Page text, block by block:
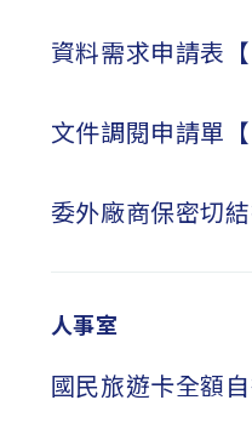
資料需求申請表【
文件調閱申請單【
委外廠商保密切結
人事室
國民旅遊卡全額